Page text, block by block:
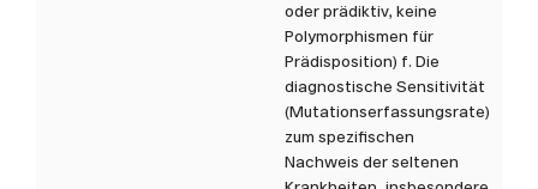
oder prädiktiv, keine
Polymorphismen für
Prädisposition) f. Die
diagnostische Sensitivität
(Mutationserfassungsrate)
zum spezifischen
Nachweis der seltenen